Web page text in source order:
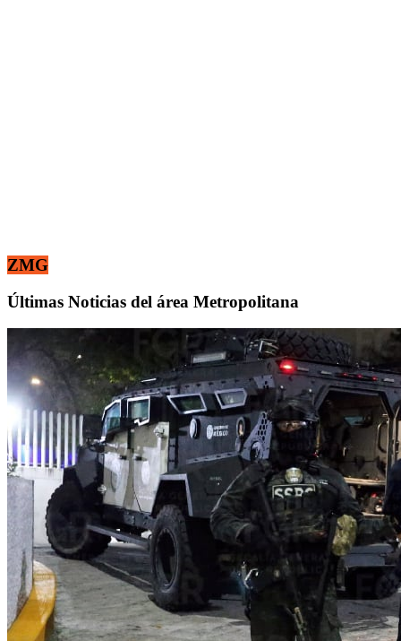
ZMG
Últimas Noticias del área Metropolitana